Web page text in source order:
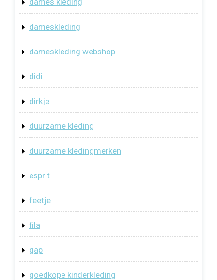
dameskleding
dameskleding webshop
didi
dirkje
duurzame kleding
duurzame kledingmerken
esprit
feetje
fila
gap
goedkope kinderkleding